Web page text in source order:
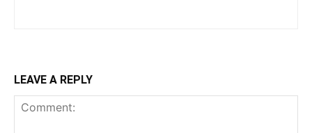
LEAVE A REPLY